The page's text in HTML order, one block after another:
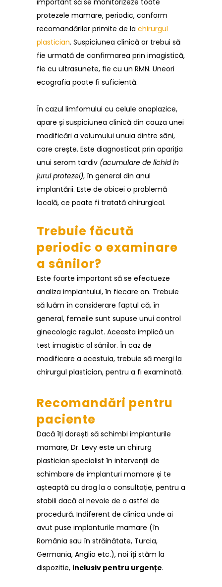
protezele mamare, periodic, conform
recomandărilor primite de la chirurgul
plastician. Suspiciunea clinică ar trebui să
fie urmată de confirmarea prin imagistică,
fie cu ultrasunete, fie cu un RMN. Uneori
ecografia poate fi suficientă.
În cazul limfomului cu celule anaplazice,
apare și suspiciunea clinică din cauza unei
modificări a volumului unuia dintre sâni,
care crește. Este diagnosticat prin apariția
unui serom tardiv (acumulare de lichid în
jurul protezei), în general din anul
implantării. Este de obicei o problemă
locală, ce poate fi tratată chirurgical.
Trebuie făcută
periodic o examinare
a sânilor?
Este foarte important să se efectueze
analiza implantului, în fiecare an. Trebuie
să luăm în considerare faptul că, în
general, femeile sunt supuse unui control
ginecologic regulat. Aceasta implică un
test imagistic al sânilor. În caz de
modificare a acestuia, trebuie să mergi la
chirurgul plastician, pentru a fi examinată.
Recomandări pentru
paciente
Dacă îți dorești să schimbi implanturile
mamare, Dr. Levy este un chirurg
plastician specialist în intervenții de
schimbare de implanturi mamare și te
așteaptă cu drag la o consultație, pentru a
stabili dacă ai nevoie de o astfel de
procedură. Indiferent de clinica unde ai
avut puse implanturile mamare (în
România sau în străinătate, Turcia,
Germania, Anglia etc.), noi îți stăm la
dispozitie, inclusiv pentru urgențe.